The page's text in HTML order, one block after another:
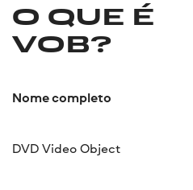
O QUE É
VOB?
Nome completo
DVD Video Object